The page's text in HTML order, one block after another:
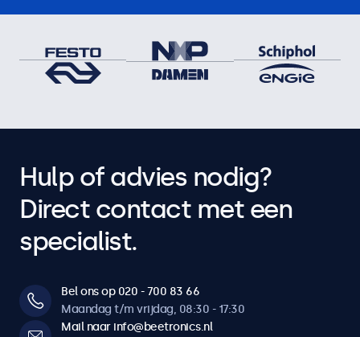
Hulp of advies nodig?
Direct contact met een
specialist.
Bel ons op 020 - 700 83 66
Maandag t/m vrijdag, 08:30 - 17:30
Mail naar info@beetronics.nl